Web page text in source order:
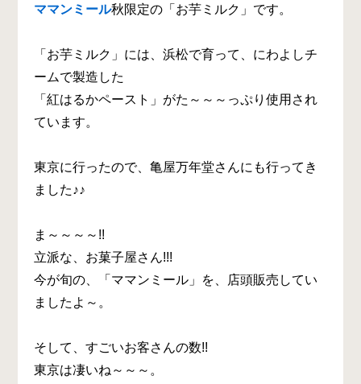
ママンミール秋限定の「お芋ミルク」です。
「お芋ミルク」には、浜松で育って、にわよしチ
ームで製造した
「紅はるかペースト」がた～～～っぷり使用され
ています。
東京に行ったので、亀屋万年堂さんにも行ってき
ました♪♪
ま～～～～!!
立派な、お菓子屋さん!!!
今が旬の、「ママンミール」を、店頭販売してい
ましたよ～。
そして、すごいお客さんの数!!
東京は凄いね～～～。